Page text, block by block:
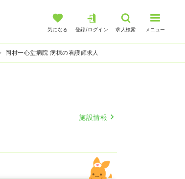
気になる 登録/ログイン 求人検索 メニュー
岡村一心堂病院 病棟の看護師求人
施設情報